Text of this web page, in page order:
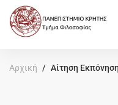
Αρχική Αίτηση